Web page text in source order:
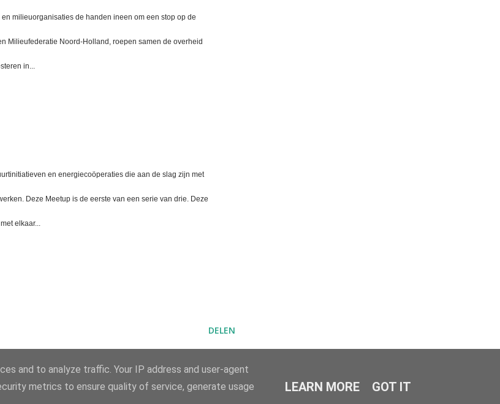
milieuorganisaties de handen ineen om een stop op de
Milieufederatie Noord-Holland, roepen samen de overheid
in...
en energiecoöperaties die aan de slag zijn met
Deze Meetup is de eerste van een serie van drie. Deze
elkaar...
DELEN
and to analyze traffic. Your IP address and user-agent
metrics to ensure quality of service, generate usage
LEARN MORE GOT IT